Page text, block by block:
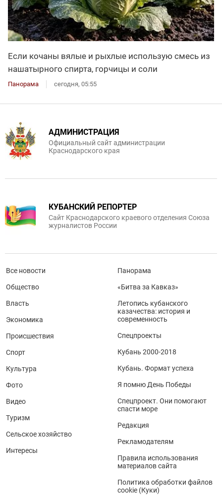
Если кочаны вялые и рыхлые использую смесь из
нашатырного спирта, горчицы и соли
Панорама сегодня, 05:55
АДМИНИСТРАЦИЯ
Официальный сайт администрации
Краснодарского края
КУБАНСКИЙ РЕПОРТЕР
Сайт Краснодарского краевого отделения Союза
журналистов России
Все новости
Общество
Власть
Экономика
Происшествия
Спорт
Культура
Фото
Видео
Туризм
Сельское хозяйство
Интересы
Панорама
«Битва за Кавказ»
Летопись кубанского
казачества: история и
современность
Спецпроекты
Кубань 2000-2018
Кубань. Формат успеха
Я помню День Победы
Спецпроект. Они помогают
спасти море
Редакция
Рекламодателям
Правила использования
материалов сайта
Политика обработки файлов
cookie (Куки)